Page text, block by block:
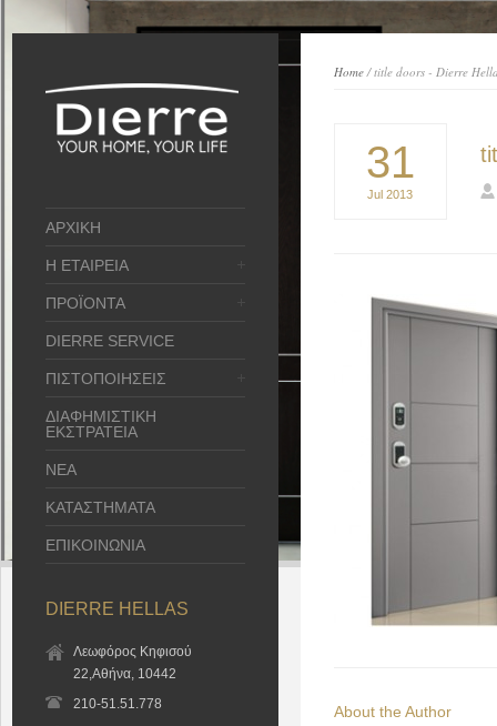
ΑΡΧΙΚΗ
Η ΕΤΑΙΡΕΙΑ
ΠΡΟΪΟΝΤΑ
DIERRE SERVICE
ΠΙΣΤΟΠΟΙΗΣΕΙΣ
ΔΙΑΦΗΜΙΣΤΙΚΗ
ΕΚΣΤΡΑΤΕΙΑ
ΝΕΑ
ΚΑΤΑΣΤΗΜΑΤΑ
ΕΠΙΚΟΙΝΩΝΙΑ
DIERRE HELLAS
Λεωφόρος Κηφισού
22,Αθήνα, 10442
210-51.51.778
Home/ title doors - Dierre
31
Jul 2013
About the Author